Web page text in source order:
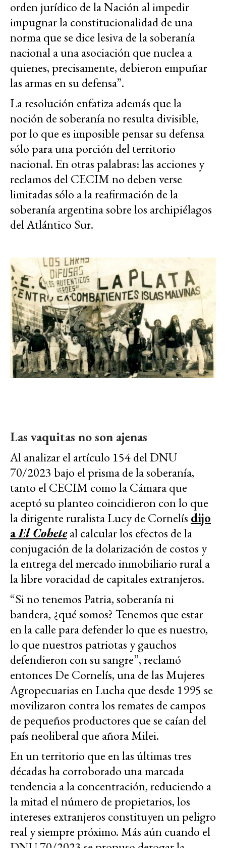
orden jurídico de la Nación al impedir
impugnar la constitucionalidad de una
norma que se dice lesiva de la soberanía
nacional a una asociación que nuclea a
quienes, precisamente, debieron empuñar
las armas en su defensa”.
La resolución enfatiza además que la
noción de soberanía no resulta divisible,
por lo que es imposible pensar su defensa
sólo para una porción del territorio
nacional. En otras palabras: las acciones y
reclamos del CECIM no deben verse
limitadas sólo a la reafirmación de la
soberanía argentina sobre los archipiélagos
del Atlántico Sur.
Las vaquitas no son ajenas
Al analizar el artículo 154 del DNU
70/2023 bajo el prisma de la soberanía,
tanto el CECIM como la Cámara que
aceptó su planteo coincidieron con lo que
la dirigente ruralista Lucy de Cornelís dijo
aEl Coheteal calcular los efectos de la
conjugación de la dolarización de costos y
la entrega del mercado inmobiliario rural a
la libre voracidad de capitales extranjeros.
“Si no tenemos Patria, soberanía ni
bandera, ¿qué somos? Tenemos que estar
en la calle para defender lo que es nuestro,
lo que nuestros patriotas y gauchos
defendieron con su sangre”, reclamó
entonces De Cornelís, una de las Mujeres
Agropecuarias en Lucha que desde 1995 se
movilizaron contra los remates de campos
de pequeños productores que se caían del
país neoliberal que añora Milei.
En un territorio que en las últimas tres
décadas ha corroborado una marcada
tendencia a la concentración, reduciendo a
la mitad el número de propietarios, los
intereses extranjeros constituyen un peligro
real y siempre próximo. Más aún cuando el